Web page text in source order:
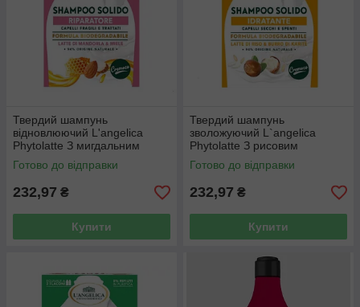
Твердий шампунь
відновлюючий L'angelica
Phytolatte З мигдальним
молоком і екстрактом меду
60 г
Готово до відправки
232,97 ₴
Купити
Твердий шампунь
зволожуючий L`angelica
Phytolatte З рисовим
молоком і маслом ши 60 г
Готово до відправки
232,97 ₴
Купити